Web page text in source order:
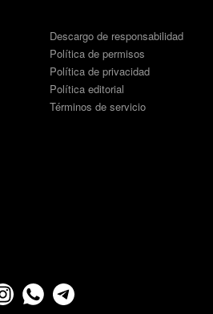
Descargo de responsabilidad
Política de permisos
Política de privacidad
Política editorial
Términos de servicio